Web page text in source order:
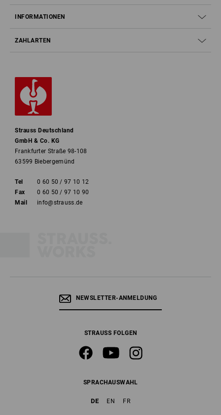
INFORMATIONEN
ZAHLARTEN
Strauss Deutschland
GmbH & Co. KG
Frankfurter Straße 98-108
63599 Biebergemünd
Tel
0 60 50 / 97 10 12
Fax
0 60 50 / 97 10 90
Mail
info@strauss.de
NEWSLETTER-ANMELDUNG
STRAUSS FOLGEN
SPRACHAUSWAHL
DE EN FR